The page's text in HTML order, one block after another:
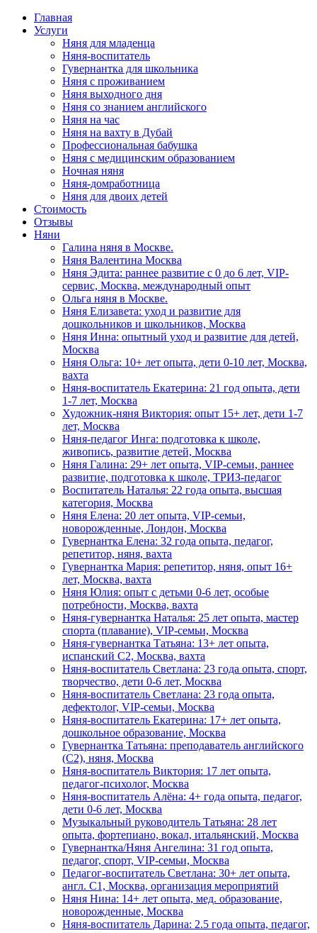
Главная
Услуги
Няня для младенца
Няня-воспитатель
Гувернантка для школьника
Няня с проживанием
Няня выходного дня
Няня со знанием английского
Няня на час
Няня на вахту в Дубай
Профессиональная бабушка
Няня с медицинским образованием
Ночная няня
Няня-домработница
Няня для двоих детей
Стоимость
Отзывы
Няни
Галина няня в Москве.
Няня Валентина Москва
Няня Эдита: раннее развитие с 0 до 6 лет, VIP-
сервис, Москва, международный опыт
Ольга няня в Москве.
Няня Елизавета: уход и развитие для
дошкольников и школьников, Москва
Няня Инна: опытный уход и развитие для детей,
Москва
Няня Ольга: 10+ лет опыта, дети 0-10 лет, Москва,
вахта
Няня-воспитатель Екатерина: 21 год опыта, дети
1-7 лет, Москва
Художник-няня Виктория: опыт 15+ лет, дети 1-7
лет, Москва
Няня-педагог Инга: подготовка к школе,
живопись, развитие детей, Москва
Няня Галина: 29+ лет опыта, VIP-семьи, раннее
развитие, подготовка к школе, ТРИЗ-педагог
Воспитатель Наталья: 22 года опыта, высшая
категория, Москва
Няня Елена: 20 лет опыта, VIP-семьи,
новорожденные, Лондон, Москва
Гувернантка Елена: 32 года опыта, педагог,
репетитор, няня, вахта
Гувернантка Мария: репетитор, няня, опыт 16+
лет, Москва, вахта
Няня Юлия: опыт с детьми 0-6 лет, особые
потребности, Москва, вахта
Няня-гувернантка Наталья: 25 лет опыта, мастер
спорта (плавание), VIP-семьи, Москва
Няня-гувернантка Татьяна: 13+ лет опыта,
испанский C2, Москва, вахта
Няня-воспитатель Светлана: 23 года опыта, спорт,
творчество, дети 0-6 лет, Москва
Няня-воспитатель Светлана: 23 года опыта,
дефектолог, VIP-семьи, Москва
Няня-воспитатель Екатерина: 17+ лет опыта,
дошкольное образование, Москва
Гувернантка Татьяна: преподаватель английского
(C2), няня, Москва
Няня-воспитатель Виктория: 17 лет опыта,
педагог-психолог, Москва
Няня-воспитатель Алёна: 4+ года опыта, педагог,
дети 0-6 лет, Москва
Музыкальный руководитель Татьяна: 28 лет
опыта, фортепиано, вокал, итальянский, Москва
Гувернантка/Няня Ангелина: 31 год опыта,
педагог, спорт, VIP-семьи, Москва
Педагог-воспитатель Светлана: 30+ лет опыта,
англ. C1, Москва, организация мероприятий
Няня Нина: 14+ лет опыта, мед. образование,
новорожденные, Москва
Няня-воспитатель Дарина: 2.5 года опыта, педагог,